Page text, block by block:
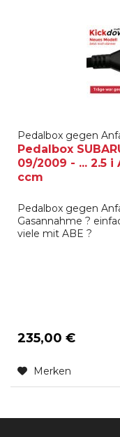
Pedalbox gegen
Pedalbox
09/2009 - ... 2.5 i
ccm
Pedalbox gegen
Gasannahme ?
viele mit ABE ?
235,00 €
Merken